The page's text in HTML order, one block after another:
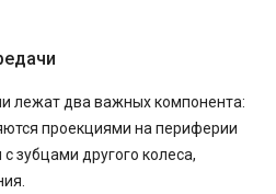
лежат два важных компонента:
проекциями на периферии
зубцами другого колеса,